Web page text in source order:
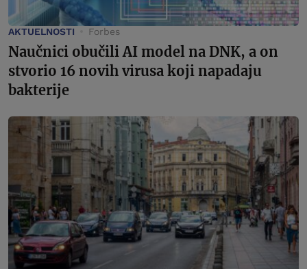
AKTUELNOSTI Forbes
Naučnici obučili AI model na DNK, a on
stvorio 16 novih virusa koji napadaju
bakterije